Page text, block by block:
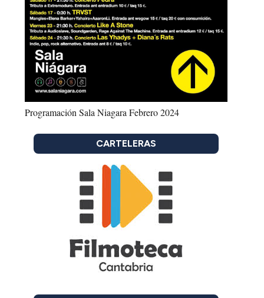
Programación Sala Niagara Febrero 2024
CARTELERAS